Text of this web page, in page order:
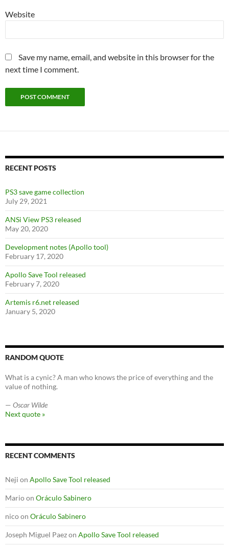
Website
Save my name, email, and website in this browser for the
next time I comment.
RECENT POSTS
PS3 save game collection
July 29, 2021
ANSi View PS3 released
May 20, 2020
Development notes (Apollo tool)
February 17, 2020
Apollo Save Tool released
February 7, 2020
Artemis r6.net released
January 5, 2020
RANDOM QUOTE
What is a cynic? A man who knows the price of everything and the
value of nothing.
— Oscar Wilde
Next quote »
RECENT COMMENTS
Neji on Apollo Save Tool released
Marioon Oráculo Sabinero
nicoon Oráculo Sabinero
Joseph Miguel Paezon Apollo Save Tool released